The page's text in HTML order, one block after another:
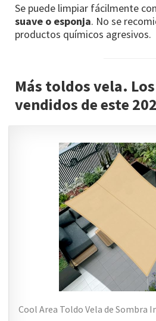
Se puede limpiar fácilmente con
suave o esponja. No se
productos químicos agresivos.
Más toldos vela.
vendidos de este
Cool Area Toldo Vela de Sombra